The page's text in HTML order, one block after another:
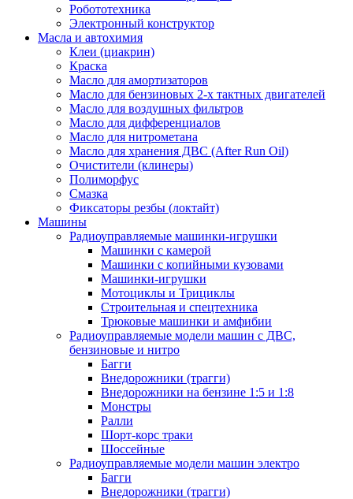
Робототехника
Электронный конструктор
Масла и автохимия
Клеи (циакрин)
Краска
Масло для амортизаторов
Масло для бензиновых 2-х тактных двигателей
Масло для воздушных фильтров
Масло для дифференциалов
Масло для нитрометана
Масло для хранения ДВС (After Run Oil)
Очистители (клинеры)
Полиморфус
Смазка
Фиксаторы резбы (локтайт)
Машины
Радиоуправляемые машинки-игрушки
Машинки с камерой
Машинки с копийными кузовами
Машинки-игрушки
Мотоциклы и Трициклы
Строительная и спецтехника
Трюковые машинки и амфибии
Радиоуправляемые модели машин с ДВС,
бензиновые и нитро
Багги
Внедорожники (трагги)
Внедорожники на бензине 1:5 и 1:8
Монстры
Ралли
Шорт-корс траки
Шоссейные
Радиоуправляемые модели машин электро
Багги
Внедорожники (трагги)